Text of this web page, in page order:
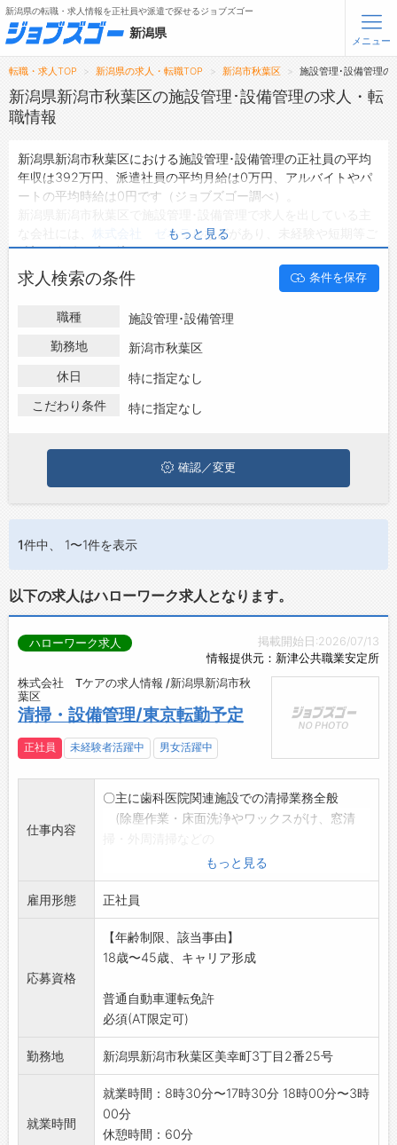
無料会員登録 ログイン
トップ
詳細情報で求人を探す
転職支援サービスについて
転職ノウハウ(応募書類の書き方・面接対策など)
転職・採用コラム
ジョブズゴーについて
お問い合わせ
新潟県の転職・求人情報を正社員や派遣で探せるジョブズゴー
新潟県
メニュー
転職・求人TOP 新潟県の求人・転職TOP 新潟市秋葉区 施設管理･設備管理の
新潟県新潟市秋葉区の施設管理･設備管理の求人・転
職情報
新潟県新潟市秋葉区における施設管理･設備管理の正社員の平均
年収は392万円、派遣社員の平均月給は0万円、アルバイトやパ
ートの平均時給は0円です（ジョブズゴー調べ）。
株式会社 ゼネラル などがあり、未経験や短期等ご
希望の条件で絞り込みができます。
新潟県新潟市秋葉区の地域密着型の求人サイトであるジョブズゴ
ーでは新潟県新潟市秋葉区の求人情報を1件取り扱っており、そ
正社員の求人
パートの求人
は0件です。
ハローワークにはない求人も多数扱っており、転職だけでなく、
新潟市秋葉区で施設管理･設備管理の求人・転職情報を探してい
る方は、ぜひ興味のある職種に応募してみてくださいね。
もっと見る
求人検索の条件 条件を保存
職種
施設管理･設備管理
勤務地
新潟市秋葉区
休日
特に指定なし
こだわり条件
特に指定なし
確認／変更
1件中、 1〜1件を表示
以下の求人はハローワーク求人となります。
掲載開始日:2026/07/13
情報提供元：新津公共職業安定所
ハローワーク求人
株式会社 Tケアの求人情報 /新潟県新潟市秋
葉区
清掃・設備管理/東京転勤予定
正社員 未経験者活躍中 男女活躍中
仕事内容
〇主に歯科医院関連施設での清掃業務全般
(除塵作業・床面洗浄やワックスがけ、窓清
屋内外での清掃業務)
〇各種設備のメンテナンス
※清掃業務未経験の方も歓迎します
※新潟勤務にて6か月程度経験を積んでいただ
き、成長具合を考慮
した上で、東京勤務となります。
もっと見る
雇用形態 正社員
応募資格
【年齢制限、該当事由】
18歳〜45歳、キャリア形成
普通自動車運転免許
必須(AT限定可)
勤務地 新潟県新潟市秋葉区美幸町3丁目2番25号
就業時間
就業時間：8時30分〜17時30分 18時00分〜3時
00分
休憩時間：60分